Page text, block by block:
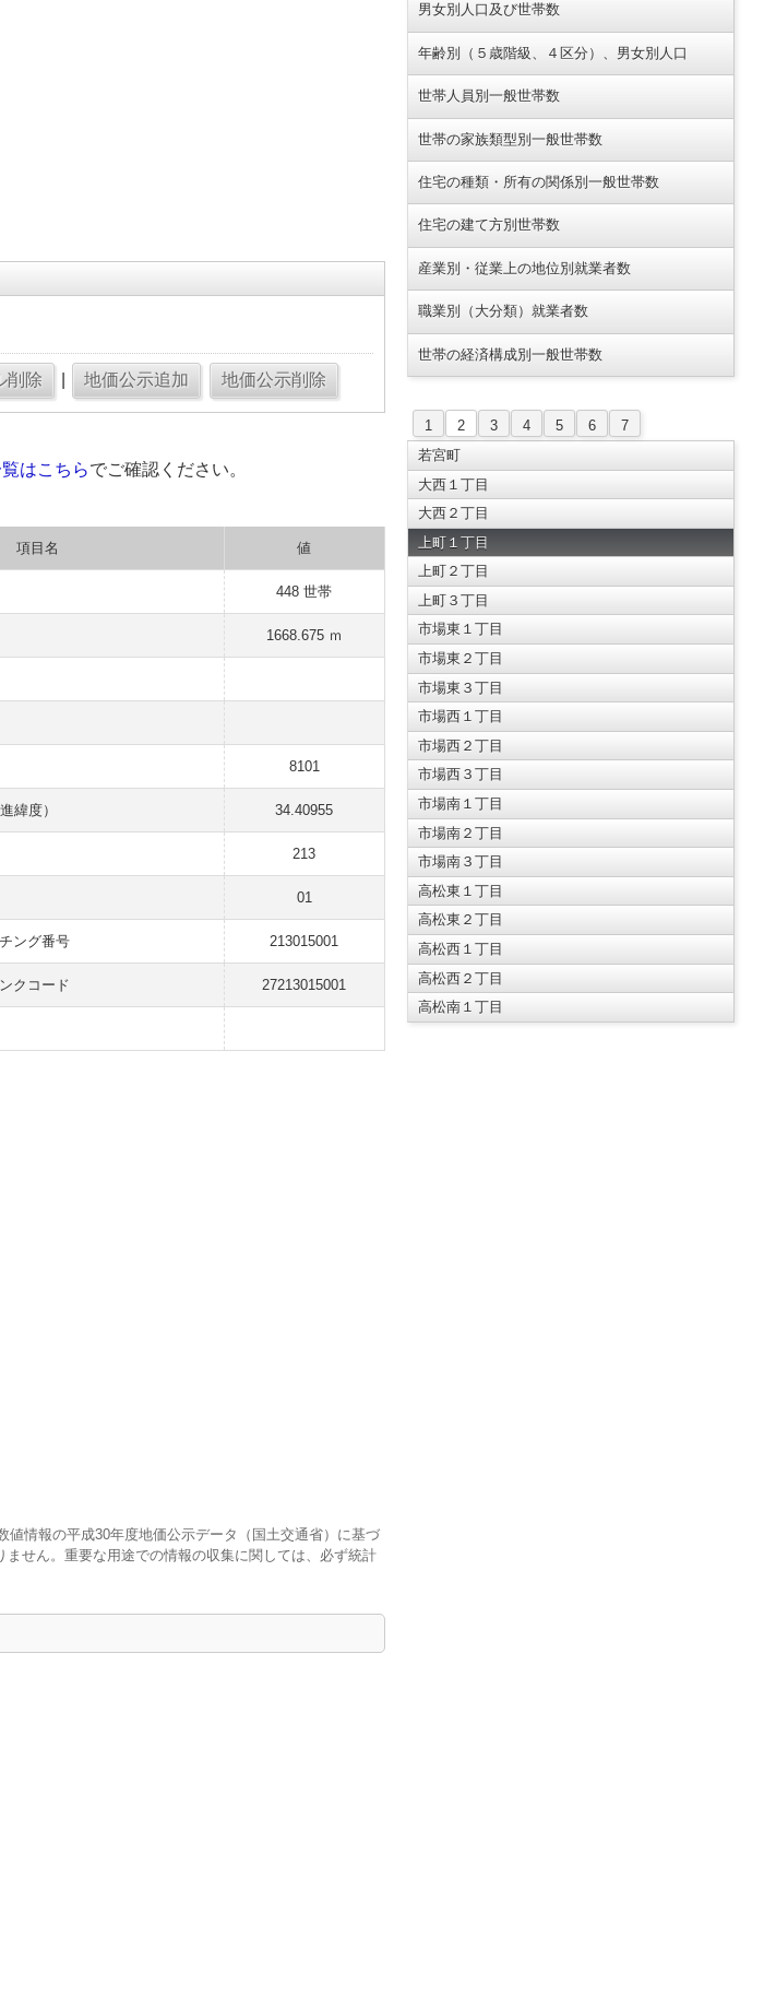
はこちらでご確認ください。
項目名 値
448 世帯
1668.675 ｍ
8101
緯度） 34.40955
213
01
ング番号 213015001
クコード 27213015001
情報の平成30年度地価公示データ（国土交通省）に基づ
せん。重要な用途での情報の収集に関しては、必ず統計
男女別人口及び世帯数
年齢別（５歳階級、４区分）、男女別人口
世帯人員別一般世帯数
世帯の家族類型別一般世帯数
住宅の種類・所有の関係別一般世帯数
住宅の建て方別世帯数
産業別・従業上の地位別就業者数
職業別（大分類）就業者数
世帯の経済構成別一般世帯数
1 2 3 4 5 6
7
若宮町
大西１丁目
大西２丁目
上町１丁目
上町２丁目
上町３丁目
市場東１丁目
市場東２丁目
市場東３丁目
市場西１丁目
市場西２丁目
市場西３丁目
市場南１丁目
市場南２丁目
市場南３丁目
高松東１丁目
高松東２丁目
高松西１丁目
高松西２丁目
高松南１丁目